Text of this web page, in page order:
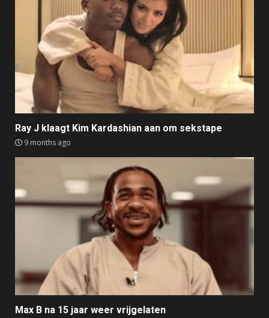
Ray J klaagt Kim Kardashian aan om sekstape
9 months ago
Max B na 15 jaar weer vrijgelaten